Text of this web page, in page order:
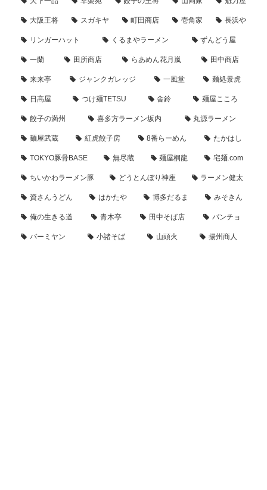
大阪王将 スガキヤ 町田商店 壱角家 長浜や
リンガーハット くるまやラーメン ずんどう屋
一蘭 田所商店 らあめん花月嵐 田中商店
来来亭 ジャンクガレッジ 一風堂 麺処景虎
日高屋 つけ麺TETSU 舎鈴 麺屋こころ
餃子の満州 喜多方ラーメン坂内 丸源ラーメン
麺屋武蔵 紅虎餃子房 8番らーめん たかはし
TOKYO豚骨BASE 無尽蔵 麺屋桐龍 宅麺.com
ちいかわラーメン豚 どうとんぼり神座 ラーメン健太
資さんうどん はかたや 博多だるま みそきん
俺の生きる道 青木亭 田中そば店 パンチョ
バーミヤン 小諸そば 山頭火 揚州商人